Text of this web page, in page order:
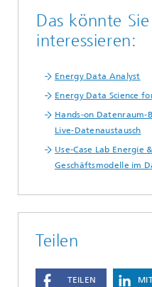
Das könnte
interessieren:
Energy Data Analyst
Energy Data Science
Hands-on Datenraum-
Live-Datenaustausch
Use-Case Lab Energie
Geschäftsmodelle im
Teilen
TEILEN